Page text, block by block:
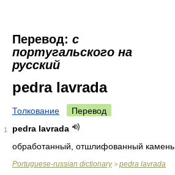
Перевод: с
португальского на
русский
pedra lavrada
Толкование Перевод
1
pedra lavrada
обработанный, отшлифованный камень
Portuguese-russian dictionary> pedra lavrada